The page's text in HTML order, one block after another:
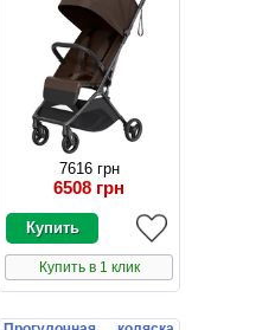
7616 грн
6508 грн
Купить в 1 клик